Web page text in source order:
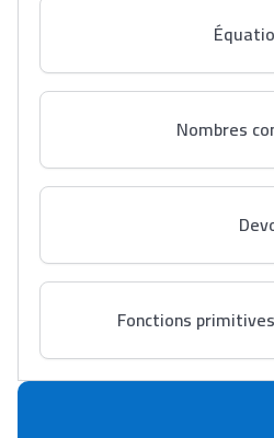
التأهيلي
الإعدادي
+ de
+ de
Nombres
Fonctions